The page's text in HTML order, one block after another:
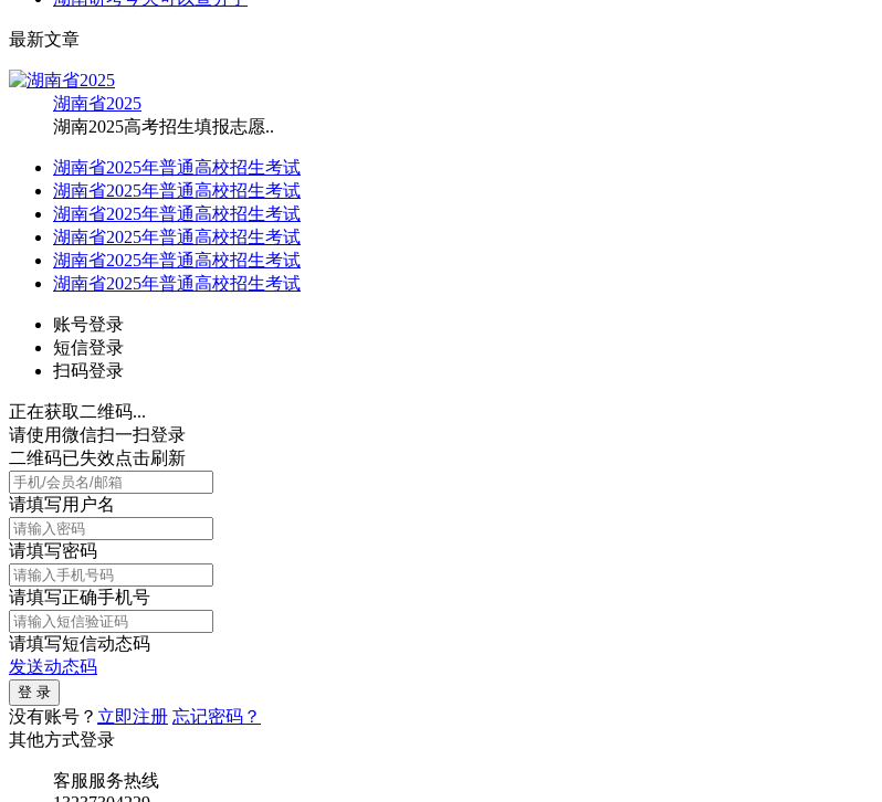
最新文章
湖南省2025
湖南2025高考招生填报志愿..
湖南省2025年普通高校招生考试
湖南省2025年普通高校招生考试
湖南省2025年普通高校招生考试
湖南省2025年普通高校招生考试
湖南省2025年普通高校招生考试
湖南省2025年普通高校招生考试
账号登录
短信登录
扫码登录
正在获取二维码...
请使用微信扫一扫登录
二维码已失效点击刷新
请填写用户名
请填写密码
请填写正确手机号
请填写短信动态码
发送动态码
没有账号？ 立即注册 忘记密码？
其他方式登录
客服服务热线